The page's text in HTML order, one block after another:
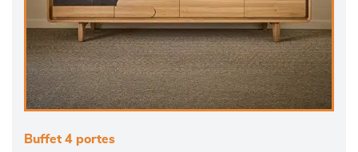
Buffet 4 portes